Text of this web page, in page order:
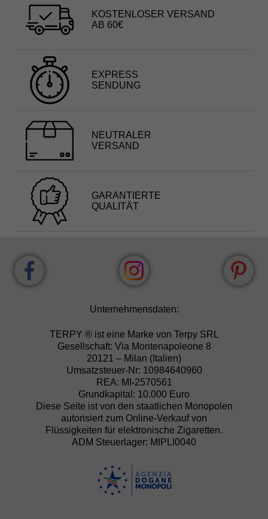
KOSTENLOSER VERSAND
AB 60€
EXPRESS
SENDUNG
NEUTRALER
VERSAND
GARANTIERTE
QUALITÄT
Unternehmensdaten:
TERPY ® ist eine Marke von Terpy SRL
Gesellschaft: Via Montenapoleone 8
20121 – Milan (Italien)
Umsatzsteuer-Nr: 10984640960
REA: MI-2570561
Grundkapital: 10.000 Euro
Diese Seite ist von den staatlichen Monopolen
autorisiert zum Online-Verkauf von
Flüssigkeiten für elektronische Zigaretten.
ADM Steuerlager: MIPLI0040